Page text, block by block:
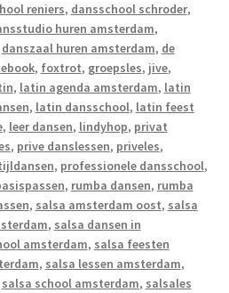
reniers, dansschool schroder,
huren amsterdam,
danszaal huren amsterdam, de
, foxtrot, groepsles, jive,
, latin agenda amsterdam, latin
, latin dansschool, latin feest
, leer dansen, lindyhop, privat
, prive danslessen, priveles,
, professionele dansschool,
, rumba dansen, rumba
, salsa amsterdam oost, salsa
, salsa dansen in
amsterdam, salsa feesten
, salsa lessen amsterdam,
salsa school amsterdam, salsales